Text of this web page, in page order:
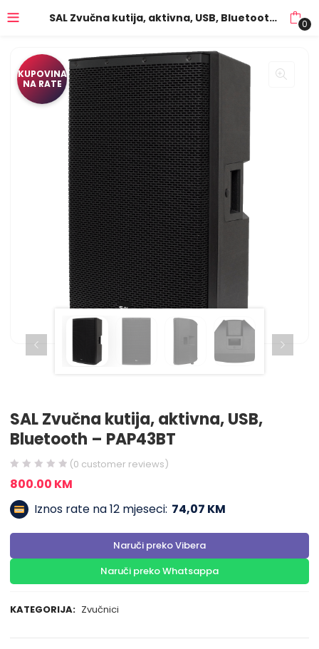
SAL Zvučna kutija, aktivna, USB, Bluetooth – PAP43BT 0
KUPOVINA
NA RATE
SAL Zvučna kutija, aktivna, USB,
Bluetooth – PAP43BT
(0 customer reviews)
800.00 KM
Iznos rate na 12 mjeseci: 74,07 KM
Naruči preko Vibera
Naruči preko Whatsappa
KATEGORIJA: Zvučnici